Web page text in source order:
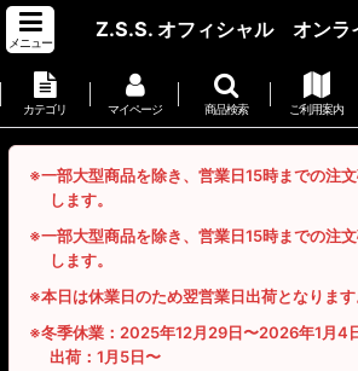
メニュー
Z.S.S. オフィシャル オンラ
カテゴリ マイページ 商品検索 ご利用案内
※一部大型商品を除き、営業日15時までの注
します。
※一部大型商品を除き、営業日15時までの注
します。
※本日は休業日のため翌営業日出荷となります
※冬季休業：2025年12月29日〜2026年1月4
出荷：1月5日〜